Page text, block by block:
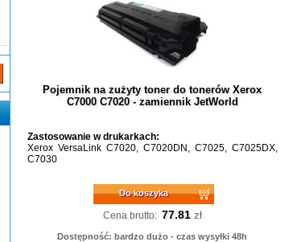
Pojemnik na zużyty toner do tonerów Xerox
C7000 C7020 - zamiennik JetWorld
Zastosowanie w drukarkach:
Xerox VersaLink C7020, C7020DN, C7025, C7025DX,
C7030
Do koszyka
Cena brutto: 77.81 zł
Dostępność: bardzo dużo - czas wysyłki 48h